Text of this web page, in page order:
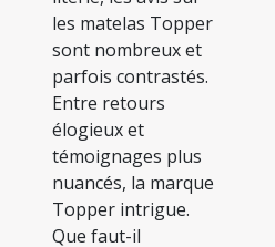
les matelas Topper
sont nombreux et
parfois contrastés.
Entre retours
élogieux et
témoignages plus
nuancés, la marque
Topper intrigue.
Que faut-il